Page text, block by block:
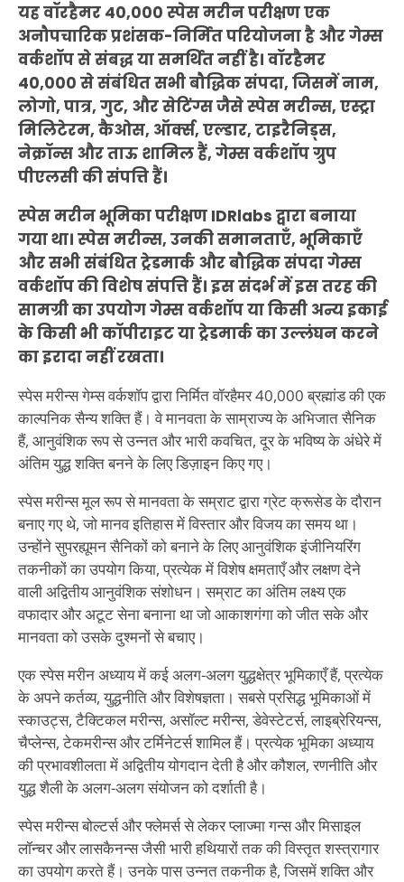
यह वॉरहैमर 40,000 स्पेस मरीन परीक्षण एक
अनौपचारिक प्रशंसक-निर्मित परियोजना है और गेम्स
वर्कशॉप से संबद्ध या समर्थित नहीं है। वॉरहैमर
40,000 से संबंधित सभी बौद्धिक संपदा, जिसमें नाम,
लोगो, पात्र, गुट, और सेटिंग्स जैसे स्पेस मरीन्स, एस्ट्रा
मिलिटेरम, कैओस, ऑर्क्स, एल्डार, टाइरैनिड्स,
नेक्रॉन्स और ताऊ शामिल हैं, गेम्स वर्कशॉप ग्रुप
पीएलसी की संपत्ति हैं।
स्पेस मरीन भूमिका परीक्षण IDRlabs द्वारा बनाया
गया था। स्पेस मरीन्स, उनकी समानताएँ, भूमिकाएँ
और सभी संबंधित ट्रेडमार्क और बौद्धिक संपदा गेम्स
वर्कशॉप की विशेष संपत्ति हैं। इस संदर्भ में इस तरह की
सामग्री का उपयोग गेम्स वर्कशॉप या किसी अन्य इकाई
के किसी भी कॉपीराइट या ट्रेडमार्क का उल्लंघन करने
का इरादा नहीं रखता।
स्पेस मरीन्स गेम्स वर्कशॉप द्वारा निर्मित वॉरहैमर 40,000 ब्रह्मांड की एक
काल्पनिक सैन्य शक्ति हैं। वे मानवता के साम्राज्य के अभिजात सैनिक
हैं, आनुवंशिक रूप से उन्नत और भारी कवचित, दूर के भविष्य के अंधेरे में
अंतिम युद्ध शक्ति बनने के लिए डिज़ाइन किए गए।
स्पेस मरीन्स मूल रूप से मानवता के सम्राट द्वारा ग्रेट क्रूसेड के दौरान
बनाए गए थे, जो मानव इतिहास में विस्तार और विजय का समय था।
उन्होंने सुपरह्यूमन सैनिकों को बनाने के लिए आनुवंशिक इंजीनियरिंग
तकनीकों का उपयोग किया, प्रत्येक में विशेष क्षमताएँ और लक्षण देने
वाली अद्वितीय आनुवंशिक संशोधन। सम्राट का अंतिम लक्ष्य एक
वफादार और अटूट सेना बनाना था जो आकाशगंगा को जीत सके और
मानवता को उसके दुश्मनों से बचाए।
एक स्पेस मरीन अध्याय में कई अलग-अलग युद्धक्षेत्र भूमिकाएँ हैं, प्रत्येक
के अपने कर्तव्य, युद्धनीति और विशेषज्ञता। सबसे प्रसिद्ध भूमिकाओं में
स्काउट्स, टैक्टिकल मरीन्स, असॉल्ट मरीन्स, डेवेस्टेटर्स, लाइब्रेरियन्स,
चैप्लेन्स, टेकमरीन्स और टर्मिनेटर्स शामिल हैं। प्रत्येक भूमिका अध्याय
की प्रभावशीलता में अद्वितीय योगदान देती है और कौशल, रणनीति और
युद्ध शैली के अलग-अलग संयोजन को दर्शाती है।
स्पेस मरीन्स बोल्टर्स और फ्लेमर्स से लेकर प्लाज्मा गन्स और मिसाइल
लॉन्चर और लासकैनन्स जैसी भारी हथियारों तक की विस्तृत शस्त्रागार
का उपयोग करते हैं। उनके पास उन्नत तकनीक है, जिसमें शक्ति और